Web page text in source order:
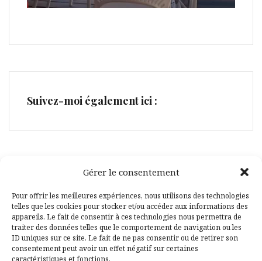
Gérer le consentement
Pour offrir les meilleures expériences, nous utilisons des technologies
telles que les cookies pour stocker et/ou accéder aux informations des
appareils. Le fait de consentir à ces technologies nous permettra de
traiter des données telles que le comportement de navigation ou les
ID uniques sur ce site. Le fait de ne pas consentir ou de retirer son
consentement peut avoir un effet négatif sur certaines
caractéristiques et fonctions.
Suivez-moi également ici :
Facebook
Pinterest